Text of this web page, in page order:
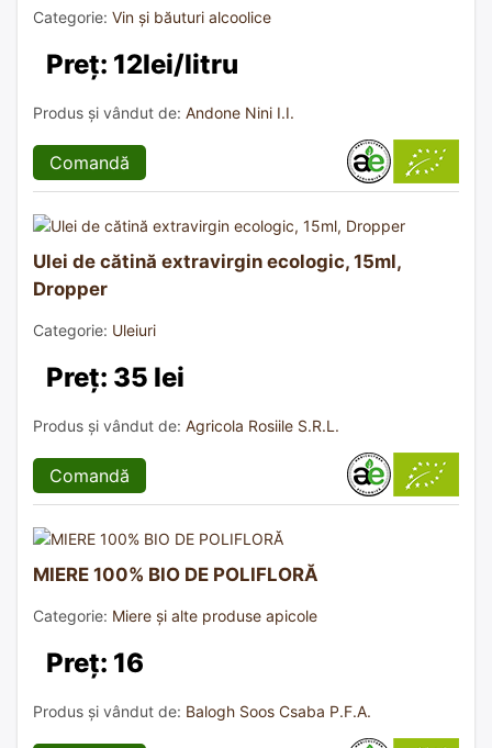
Categorie: Vin și băuturi alcoolice
Preț: 12lei/litru
Produs și vândut de: Andone Nini I.I.
Comandă
Ulei de cătină extravirgin ecologic, 15ml,
Dropper
Categorie: Uleiuri
Preț: 35 lei
Produs și vândut de: Agricola Rosiile S.R.L.
Comandă
MIERE 100% BIO DE POLIFLORĂ
Categorie: Miere și alte produse apicole
Preț: 16
Produs și vândut de: Balogh Soos Csaba P.F.A.